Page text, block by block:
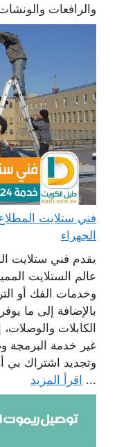
والرافعات
الجهراء
يقدم فني ستلايت
عالم الستلايت
وخدمات الفك أو
بالإضافة إلى ما
الكابلات
غير خدمة البرمجة
وتجديد اشتراك بي
... اقرأ المزيد